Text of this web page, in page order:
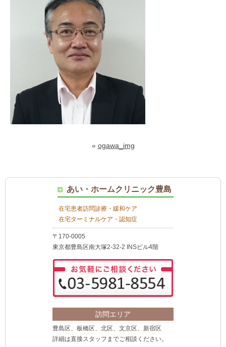
« ogawa_img
あい・ホームクリニック豊島
在宅患者訪問診療・緩和ケア
在宅ターミナルケア・認知症
〒170-0005
東京都豊島区南大塚2-32-2 INSビル4階
訪問エリア
豊島区、板橋区、北区、文京区、新宿区
詳細は直接スタッフまでご相談ください。